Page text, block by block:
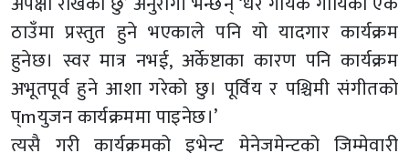
ठाउँमा प्रस्तुत हुने भएकाले पनि यो यादगार कार्यक्रम
हुनेछ। स्वर मात्र नभई, अर्केष्टाका कारण पनि कार्यक्रम
अभूतपूर्व हुने आशा गरेको छु। पूर्विय र पश्चिमी संगीतको
प्mयुजन कार्यक्रममा पाइनेछ।’
त्यसै गरी कार्यक्रमको इभेन्ट मेनेजमेन्टको जिम्मेवारी